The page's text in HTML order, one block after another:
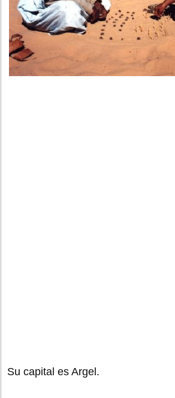
Su capital es Argel.